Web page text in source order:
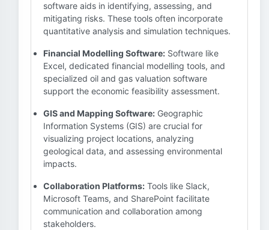
software aids in identifying, assessing, and
mitigating risks. These tools often incorporate
quantitative analysis and simulation techniques.
Financial Modelling Software: Software like
Excel, dedicated financial modelling tools, and
specialized oil and gas valuation software
support the economic feasibility assessment.
GIS and Mapping Software: Geographic
Information Systems (GIS) are crucial for
visualizing project locations, analyzing
geological data, and assessing environmental
impacts.
Collaboration Platforms: Tools like Slack,
Microsoft Teams, and SharePoint facilitate
communication and collaboration among
stakeholders.